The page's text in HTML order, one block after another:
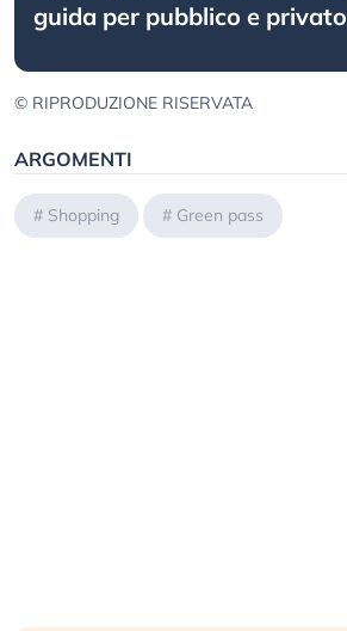
guida per pubblico e privato
© RIPRODUZIONE RISERVATA
ARGOMENTI
# Shopping # Green pass